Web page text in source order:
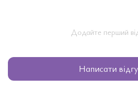
Додайте перший
Написати